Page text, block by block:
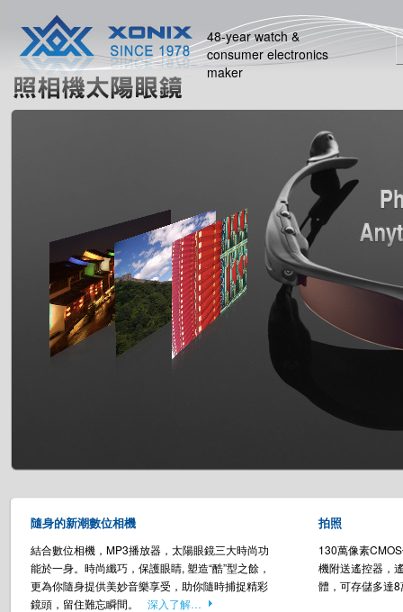
48-year watch &
consumer electronics
maker
隨身的新潮數位相機
結合數位相機，MP3播放器，太陽眼鏡三大時尚功
能於一身。時尚纖巧，保護眼睛, 塑造“酷”型之餘，
更為你隨身提供美妙音樂享受，助你隨時捕捉精彩
鏡頭，留住難忘瞬間。
深入了解…
拍照
130萬像素
機附送遙控器，
體，可存儲多達